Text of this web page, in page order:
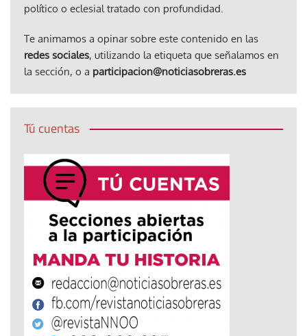
político o eclesial tratado con profundidad.
Te animamos a opinar sobre este contenido en las
redes sociales, utilizando la etiqueta que señalamos en
la sección, o a participacion@noticiasobreras.es
Tú cuentas